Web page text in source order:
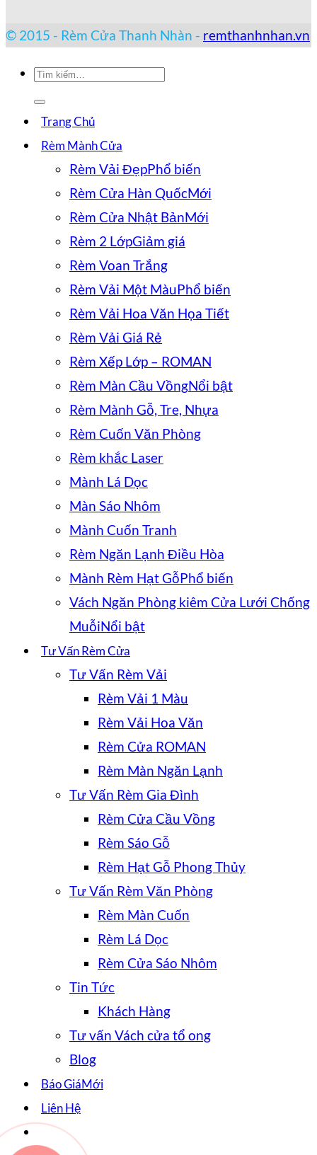
© 2015 - Rèm Cửa Thanh Nhàn - remthanhnhan.vn
Tìm
kiếm:
Trang Chủ
Rèm Mành Cửa
Rèm Vải Đẹp
Rèm Cửa Hàn Quốc
Rèm Cửa Nhật Bản
Rèm 2 Lớp
Rèm Voan Trắng
Rèm Vải Một Màu
Rèm Vải Hoa Văn Họa Tiết
Rèm Vải Giá Rẻ
Rèm Xếp Lớp – ROMAN
Rèm Màn Cầu Vồng
Rèm Mành Gỗ, Tre, Nhựa
Rèm Cuốn Văn Phòng
Rèm khắc Laser
Mành Lá Dọc
Màn Sáo Nhôm
Mành Cuốn Tranh
Rèm Ngăn Lạnh Điều Hòa
Mành Rèm Hạt Gỗ
Vách Ngăn Phòng kiêm Cửa Lưới Chống
Muỗi
Tư Vấn Rèm Cửa
Tư Vấn Rèm Vải
Rèm Vải 1 Màu
Rèm Vải Hoa Văn
Rèm Cửa ROMAN
Rèm Màn Ngăn Lạnh
Tư Vấn Rèm Gia Đình
Rèm Cửa Cầu Vồng
Rèm Sáo Gỗ
Rèm Hạt Gỗ Phong Thủy
Tư Vấn Rèm Văn Phòng
Rèm Màn Cuốn
Rèm Lá Dọc
Rèm Cửa Sáo Nhôm
Tin Tức
Khách Hàng
Tư vấn Vách cửa tổ ong
Blog
Báo Giá
Liên Hệ